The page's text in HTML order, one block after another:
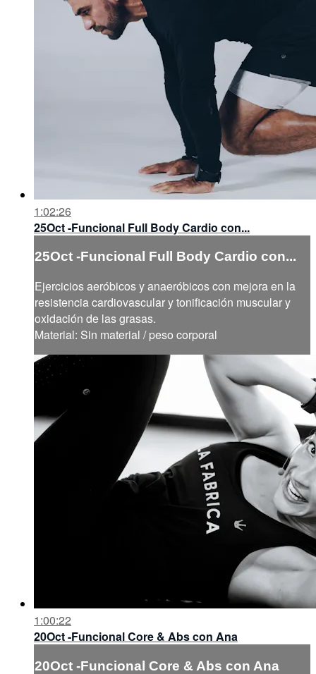
1:02:26
25Oct -Funcional Full Body Cardio con...
25Oct -Funcional Full Body Cardio con...
Ejercicios aeróbicos y anaeróbicos con mejora en la
resistencia cardiovascular y tonificación muscular y
oxidación de las grasas.
Material: Sin material / peso corporal
1:00:22
20Oct -Funcional Core & Abs con Ana
20Oct -Funcional Core & Abs con Ana